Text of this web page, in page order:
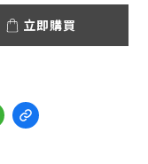
立即購買